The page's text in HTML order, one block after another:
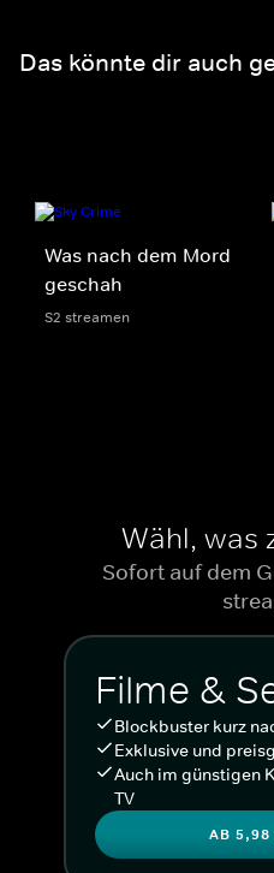
Das könnte dir auch
Was nach dem Mord
geschah
S2 streamen
Wähl, was
Sofort auf dem
Filme &
Blockbuster kurz
Exklusive und
Auch im günstigen
TV
AB 5,98